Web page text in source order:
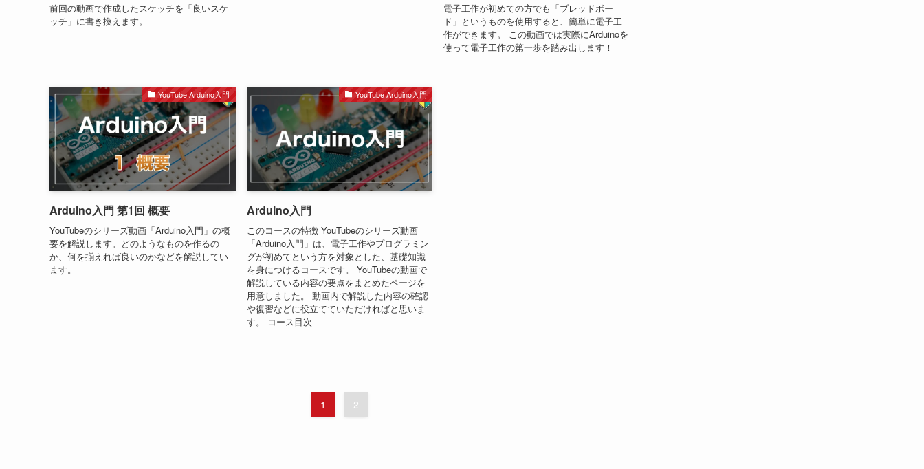
前回の動画で作成したスケッチを「良いスケ
ッチ」に書き換えます。
電子工作が初めての方でも「ブレッドボー
ド」というものを使用すると、簡単に電子工
作ができます。 この動画では実際にArduinoを
使って電子工作の第一歩を踏み出します！
YouTube Arduino入門
Arduino入門 第1回 概要
YouTubeのシリーズ動画「Arduino入門」の概
要を解説します。どのようなものを作るの
か、何を揃えれば良いのかなどを解説してい
ます。
YouTube Arduino入門
Arduino入門
このコースの特徴 YouTubeのシリーズ動画
「Arduino入門」は、電子工作やプログラミン
グが初めてという方を対象とした、基礎知識
を身につけるコースです。 YouTubeの動画で
解説している内容の要点をまとめたページを
用意しました。 動画内で解説した内容の確認
や復習などに役立てていただければと思いま
す。 コース目次
1 2